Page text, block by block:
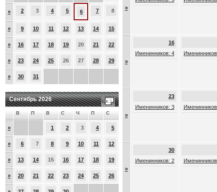
» 2 3 4 5 6 7 8
» 9 10 11 12 13 14 15
» 16 17 18 19 20 21 22
» 23 24 25 26 27 28 29
» 30 31
Сентябрь 2026
В П В С Ч П С
» 1 2 3 4 5
» 6 7 8 9 10 11 12
» 13 14 15 16 17 18 19
» 20 21 22 23 24 25 26
»
»
16
Именинников: 4
»
23
Именинников: 3
»
30
Именинников: 2